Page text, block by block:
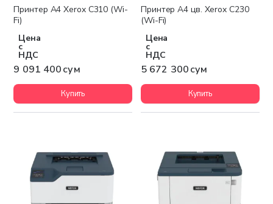
Принтер А4 Xerox C310 (Wi-
Fi)
Цена
с
НДС
9 091 400 сум
Купить
Принтер А4 цв. Xerox C230
(Wi-Fi)
Цена
с
НДС
5 672 300 сум
Купить